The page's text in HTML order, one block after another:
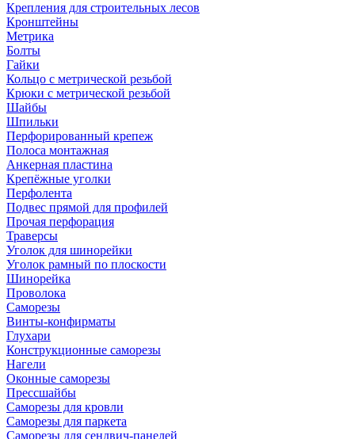
Крепления для строительных лесов
Кронштейны
Метрика
Болты
Гайки
Кольцо с метрической резьбой
Крюки с метрической резьбой
Шайбы
Шпильки
Перфорированный крепеж
Полоса монтажная
Анкерная пластина
Крепёжные уголки
Перфолента
Подвес прямой для профилей
Прочая перфорация
Траверсы
Уголок для шинорейки
Уголок рамный по плоскости
Шинорейка
Проволока
Саморезы
Винты-конфирматы
Глухари
Конструкционные саморезы
Нагели
Оконные саморезы
Прессшайбы
Саморезы для кровли
Саморезы для паркета
Саморезы для сендвич-панелей